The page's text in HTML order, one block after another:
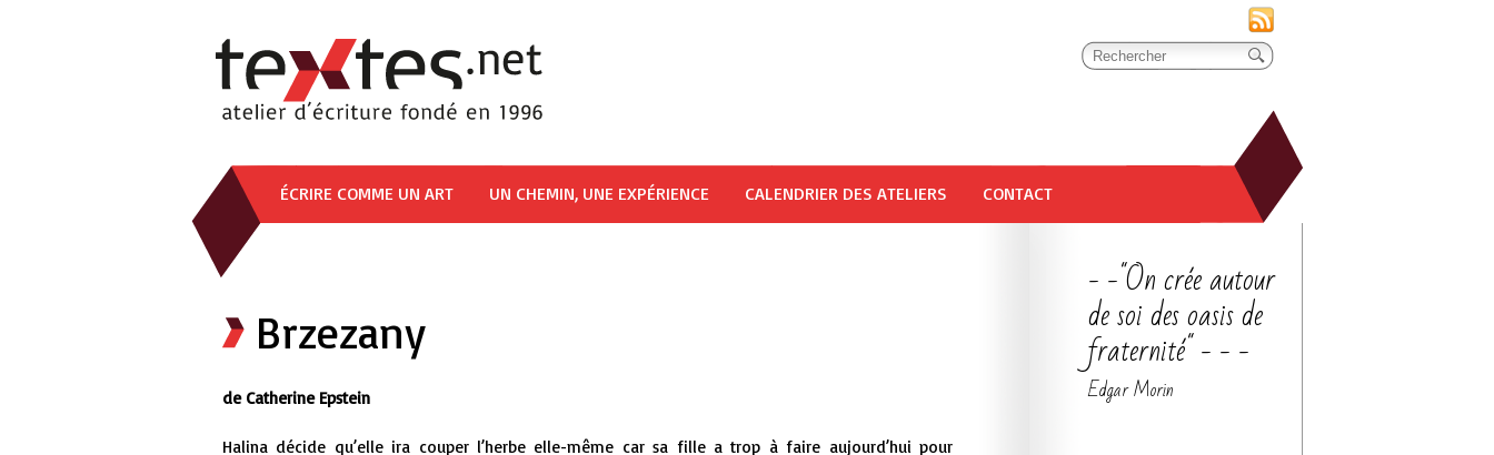
ÉCRIRE COMME UN ART UN CHEMIN, UNE EXPÉRIENCE CALENDRIER DES ATELIERS CONTACT
Brzezany
de Catherine Epstein
Halina décide qu’elle ira couper l’herbe elle-même car sa fille a trop à faire aujourd’hui pour
- -"On crée autour
de soi des oasis de
fraternité" - - -
Edgar Morin